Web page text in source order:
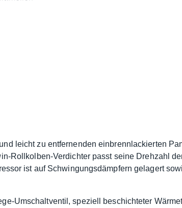
leicht zu entfernenden einbrennlackierten
Rollkolben-Verdichter passt seine Drehzahl
ist auf Schwingungsdämpfern gelagert
Umschaltventil, speziell beschichteter